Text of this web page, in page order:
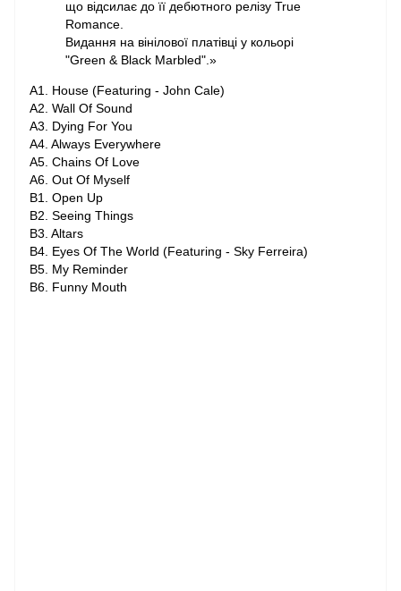
що відсилає до її дебютного релізу True
Romance.
Видання на вінілової платівці у кольорі
"Green & Black Marbled".»
A1. House (Featuring - John Cale)
A2. Wall Of Sound
A3. Dying For You
A4. Always Everywhere
A5. Chains Of Love
A6. Out Of Myself
B1. Open Up
B2. Seeing Things
B3. Altars
B4. Eyes Of The World (Featuring - Sky Ferreira)
B5. My Reminder
B6. Funny Mouth